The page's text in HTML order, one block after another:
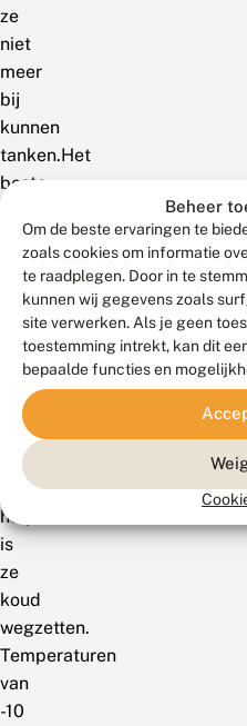
Beheer
Om de beste ervaringen te
zoals cookies om informatie
te raadplegen. Door in te
kunnen wij gegevens zoals
site verwerken. Als je geen
toestemming intrekt, kan dit
bepaalde functies en
ze
niet
meer
bij
kunnen
tanken.Het
beste
kunt
doen
om
vlinders
door
winter
helpen
is
ze
koud
wegzetten.
Temperaturen
van
-10